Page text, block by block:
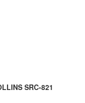
SRC-821